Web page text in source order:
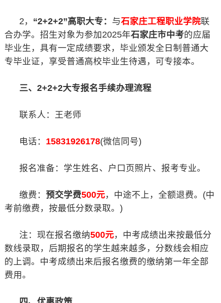
2， “2+2+2”高职大专： 与石家庄工程职业学院联
合办学。招生对象为参加2025年石家庄市中考的应届
毕业生，具有一定成绩要求，毕业颁发全日制普通大
专毕业证，享受普通高校毕业生待遇，可专接本。
三、2+2+2大专报名手续办理流程
联系人：王老师
电话： 15831926178(微信同号)
报名准备：学生姓名、户口页照片、报考专业。
缴费： 预交学费500元，中途不上，全额退费。(中
考前缴费，按最低分数录取。)
注：现在报名缴纳500元，中考成绩出来按最低分
数线录取，后期报名的学生越来越多，分数线会相应
的上调。中考成绩出来后报名缴费的缴纳第一年全部
费用。